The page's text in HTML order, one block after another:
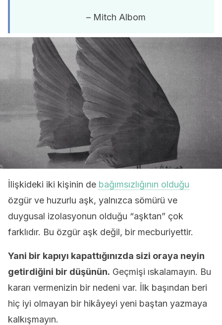
– Mitch Albom
İlişkideki iki kişinin de bağımsızlığının olduğu
özgür ve huzurlu aşk, yalnızca sömürü ve
duygusal izolasyonun olduğu “aşktan” çok
farklıdır. Bu özgür aşk değil, bir mecburiyettir.
Yani bir kapıyı kapattığınızda sizi oraya neyin
getirdiğini bir düşünün. Geçmişi ıskalamayın. Bu
kararı vermenizin bir nedeni var. İlk başından beri
hiç iyi olmayan bir hikâyeyi yeni baştan yazmaya
kalkışmayın.